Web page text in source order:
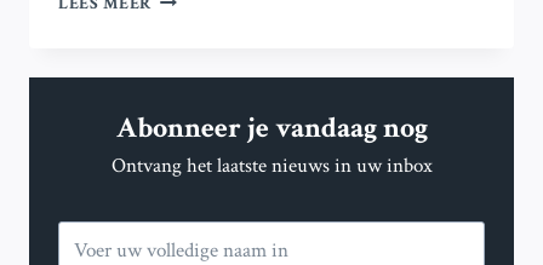
OVEREENKOMST
QATAR
TERWIJL
DE
BANDEN
Abonneer je vandaag nog
Ontvang het laatste nieuws in uw inbox